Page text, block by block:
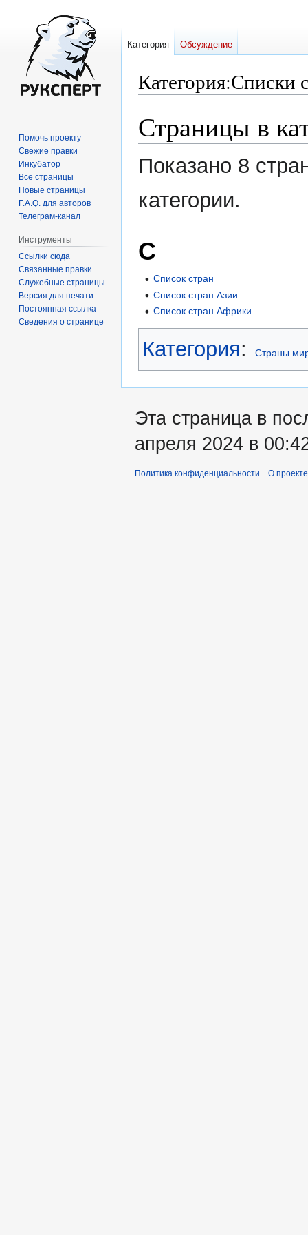
Категория:Списки
к
навигации
к
поиску
Страницы в
Показано 8
категории.
С
Список стран
Список стран Азии
Список стран Африки
Категория: Страны
Категория Обсуждение
Помочь проекту
Свежие правки
Инкубатор
Все страницы
Новые страницы
F.A.Q. для авторов
Телеграм-канал
Инструменты
Ссылки сюда
Связанные правки
Служебные страницы
Версия для печати
Постоянная ссылка
Сведения о странице
Эта страница в
апреля 2024 в
Политика конфиденциальности О проекте